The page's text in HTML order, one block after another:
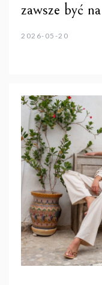
zawsze być
2026-05-20